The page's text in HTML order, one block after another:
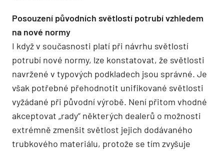
Posouzení původních světlostí potrubí vzhledem
na nové normy
I když v současnosti platí při návrhu světlostí
potrubí nové normy, lze konstatovat, že světlosti
navržené v typových podkladech jsou správné. Je
však potřebné přehodnotit unifikované světlosti
vyžádané při původní výrobě. Není přitom vhodné
akceptovat „rady“ některých dealerů o možnosti
extrémně zmenšit světlost jejich dodávaného
trubkového materiálu, protože se tím zvyšuje